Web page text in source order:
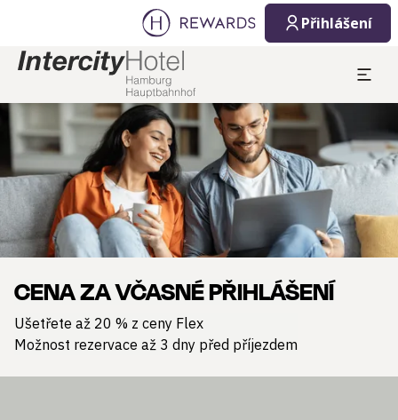
Přihlášení
Sklíčko 1 z 1
CENA ZA VČASNÉ PŘIHLÁŠENÍ
Ušetřete až 20 % z ceny Flex
Možnost rezervace až 3 dny před příjezdem